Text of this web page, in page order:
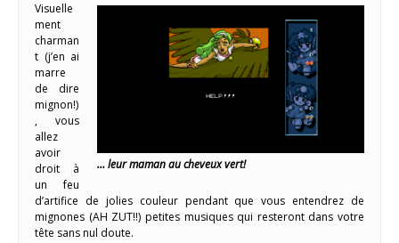
… leur maman au cheveux vert!
Visuelle
ment
charman
t (j’en ai
marre
de dire
mignon!)
, vous
allez
avoir
droit à
un feu
d’artifice de jolies couleur pendant que vous entendrez de
mignones (AH ZUT!!) petites musiques qui resteront dans votre
tête sans nul doute.